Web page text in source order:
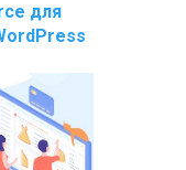
для